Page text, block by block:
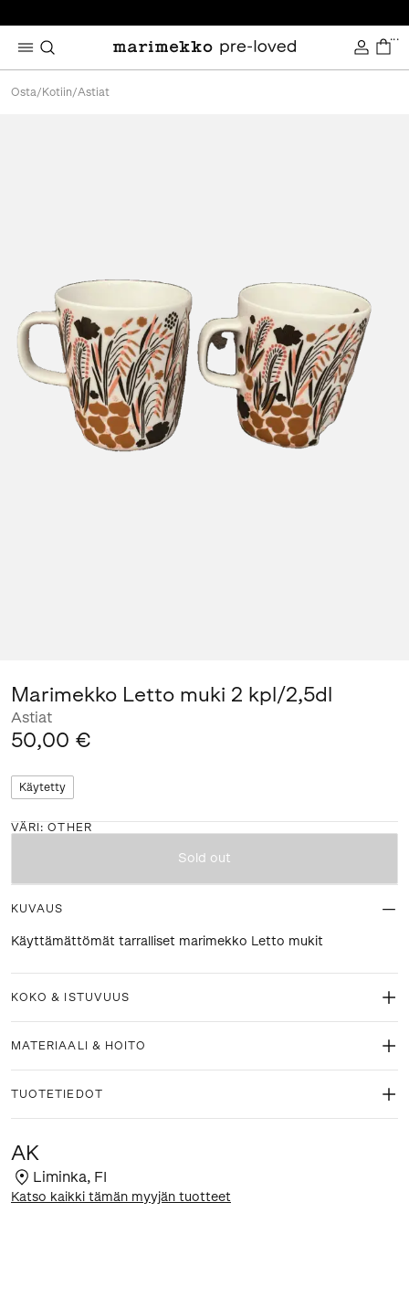
...
Osta/ Kotiin/Astiat
Marimekko Letto muki 2 kpl/2,5dl
Astiat
50,00 €
Käytetty
VÄRI :OTHER
Sold out
KUVAUS
Käyttämättömät tarralliset marimekko Letto mukit
KOKO & ISTUVUUS
MATERIAALI & HOITO
TUOTETIEDOT
AK
Liminka, FI
Katso kaikki tämän myyjän tuotteet